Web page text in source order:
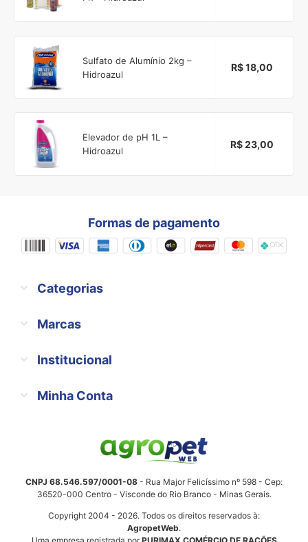
Sulfato de Alumínio 2kg –
Hidroazul
R$ 18,00
Elevador de pH 1L –
Hidroazul
R$ 23,00
Formas de pagamento
Categorias
Marcas
Institucional
Minha Conta
CNPJ 68.546.597/0001-08 - Rua Major Felicíssimo nº 598 - Cep:
36520-000 Centro - Visconde do Rio Branco - Minas Gerais.
Copyright 2004 - 2026. Todos os direitos reservados à:
AgropetWeb
Uma empresa registrada porPURIMAX COMÉRCIO DE RAÇÕES